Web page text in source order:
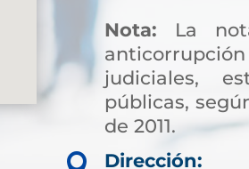
Nota: La
judiciales,
públicas,
de 2011.
Sin embargo,
Dirección: